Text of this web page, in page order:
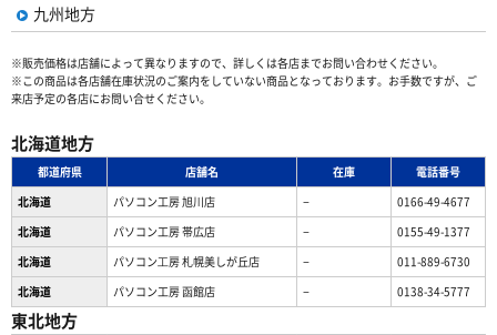
九州地方
※販売価格は店舗によって異なりますので、詳しくは各店までお問い合わせください。
※この商品は各店舗在庫状況のご案内をしていない商品となっております。お手数ですが、ご
来店予定の各店にお問い合せください。
北海道地方
都道府県 店舗名 在庫
電話番号
北海道
パソコン工房 旭川店 −
0166-49-4677
北海道
パソコン工房 帯広店 −
0155-49-1377
北海道
パソコン⼯房 札幌美しが丘店 −
011-889-6730
北海道
パソコン工房 函館店 − 0138-34-5777
東北地方